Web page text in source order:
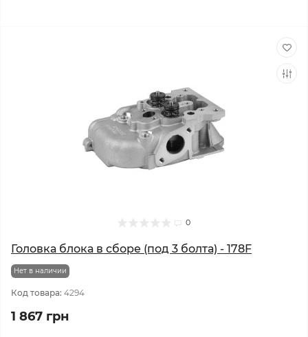
0
Головка блока в сборе (под 3 болта) - 178F
Нет в наличии
Код товара: 4294
1 867 грн